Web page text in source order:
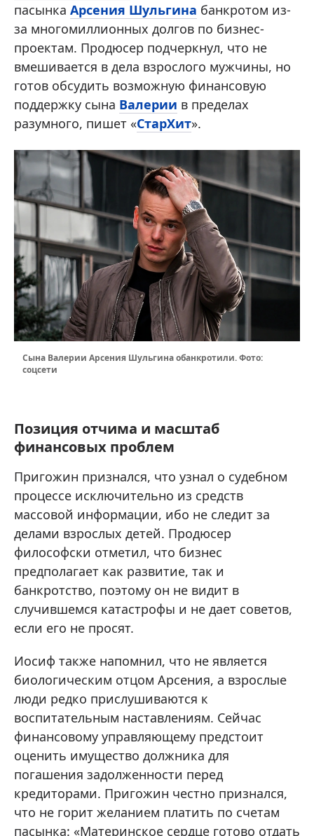
пасынка Арсения Шульгина банкротом из-
за многомиллионных долгов по бизнес-
проектам. Продюсер подчеркнул, что не
вмешивается в дела взрослого мужчины, но
готов обсудить возможную финансовую
поддержку сына Валерии в пределах
разумного, пишет «СтарХит».
Сына Валерии Арсения Шульгина обанкротили. Фото:
соцсети
Позиция отчима и масштаб
финансовых проблем
Пригожин признался, что узнал о судебном
процессе исключительно из средств
массовой информации, ибо не следит за
делами взрослых детей. Продюсер
философски отметил, что бизнес
предполагает как развитие, так и
банкротство, поэтому он не видит в
случившемся катастрофы и не дает советов,
если его не просят.
Иосиф также напомнил, что не является
биологическим отцом Арсения, а взрослые
люди редко прислушиваются к
воспитательным наставлениям. Сейчас
финансовому управляющему предстоит
оценить имущество должника для
погашения задолженности перед
кредиторами. Пригожин честно признался,
что не горит желанием платить по счетам
пасынка: «Материнское сердце готово отдать